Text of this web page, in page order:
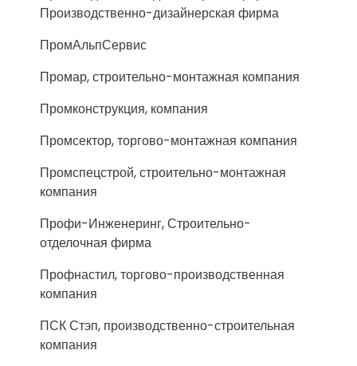
Производственно-дизайнерская фирма
ПромАльпСервис
Промар, строительно-монтажная компания
Промконструкция, компания
Промсектор, торгово-монтажная компания
Промспецстрой, строительно-монтажная
компания
Профи-Инженеринг, Строительно-
отделочная фирма
Профнастил, торгово-производственная
компания
ПСК Стэп, производственно-строительная
компания